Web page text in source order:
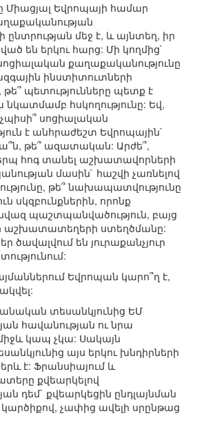
Միացյալ Եվրոպայի համար
ընտրության մեջ է, և այնտեղ, իր
են երկու հարց: Մի կողմից`
քաղաքականությունը
ինստիտուտների
թե՞ պետությունները պետք է
հսկողությունը: Եվ,
սոցիալական
է անհրաժեշտ Եվրոպային`
թե՞ ազատական: Արժե՞,
հոգ տանել աշխատավորների
մասին` հաշվի չառնելով
թե՞ նախապատվությունը
սկզբունքներին, որոնք
պաշտպանվածություն, բայց
աշխատատեղերի ստեղծմանը:
ծավալվում են յուրաքանչյուր
Եվրոպան կարո՞ղ է,
տեսանկյունից ԵՄ
հավանության ու նրա
կապ չկա: Սակայն
այս երկու խնդիրների
է: Ֆրանսիայում և
քվեարկելով
դեմ` քվեարկեցին ընդլայնման
չափից ավելի սրընթաց